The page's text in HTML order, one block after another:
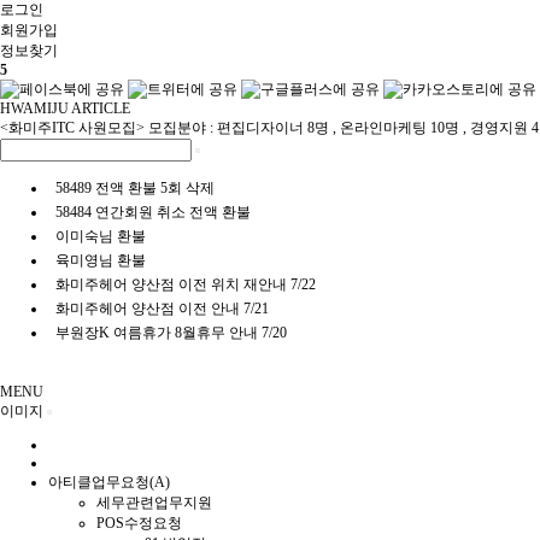
로그인
회원 가입
정보찾기
5
HWAMIJU ARTICLE
<화미주ITC 사원모집> 모집분야 : 편집디자이너 8명 , 온라인마케팅 10명 , 경영지원
58489 전액 환불 5회 삭제
58484 연간회원 취소 전액 환불
이미숙님 환불
육미영님 환불
화미주헤어 양산점 이전 위치 재안내 7/22
화미주헤어 양산점 이전 안내 7/21
부원장K 여름휴가 8월휴무 안내 7/20
MENU
이미지
아티클업무요청(A)
세무관련업무지원
POS수정요청